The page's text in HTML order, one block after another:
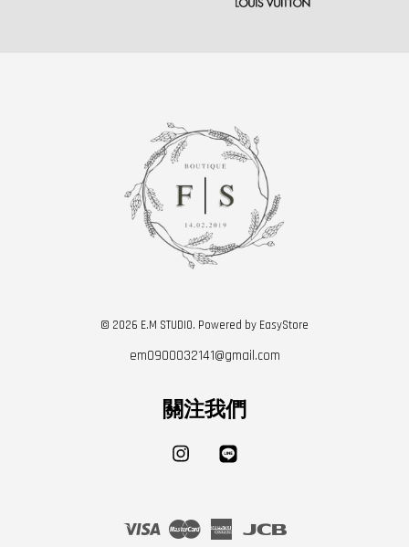
© 2026 E.M STUDIO. Powered by EasyStore
em0900032141@gmail.com
關注我們
Instagram
Visa Master
American